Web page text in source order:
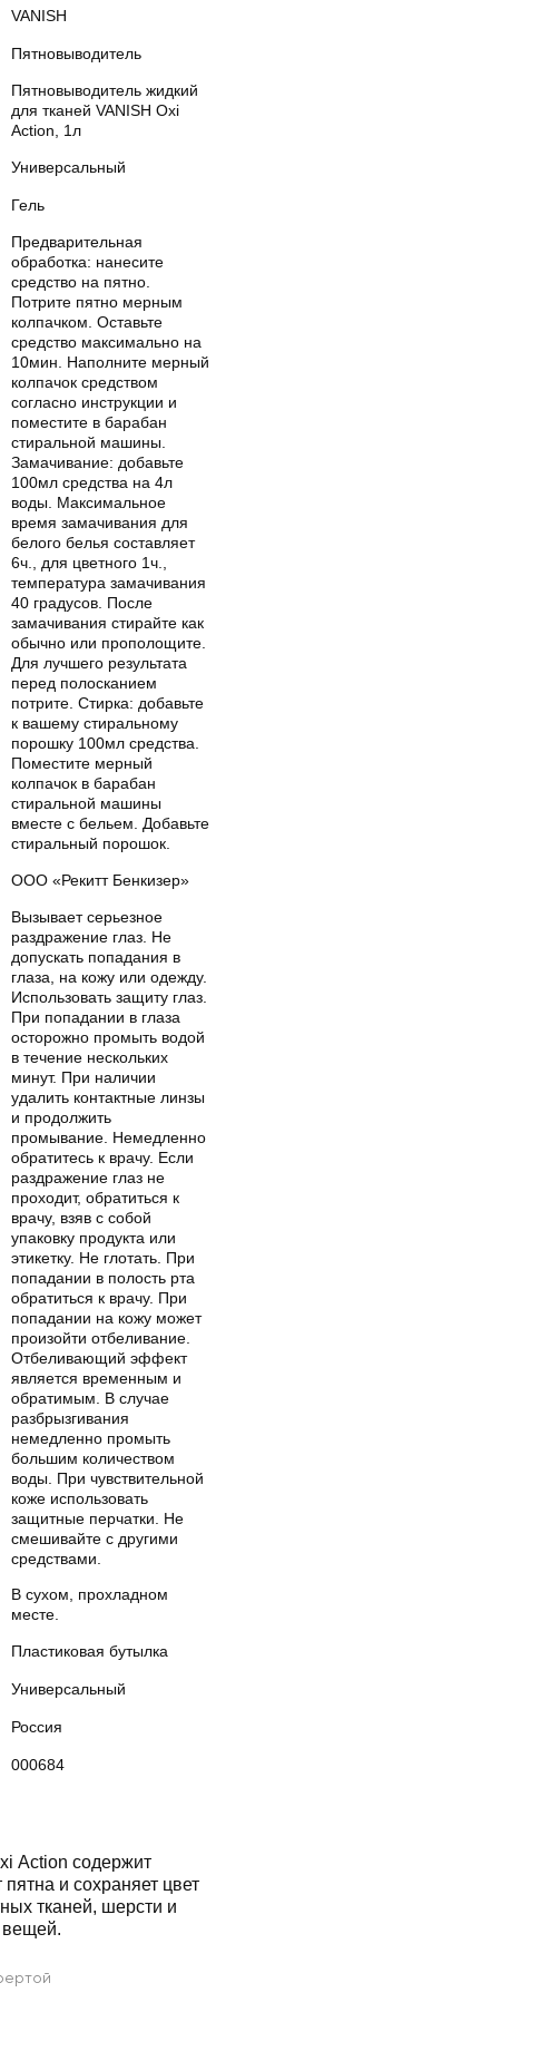
VANISH
Пятновыводитель
Пятновыводитель жидкий
для тканей VANISH Oxi
Action, 1л
Универсальный
Гель
Предварительная
обработка: нанесите
средство на пятно.
Потрите пятно мерным
колпачком. Оставьте
средство максимально на
10мин. Наполните мерный
колпачок средством
согласно инструкции и
поместите в барабан
стиральной машины.
Замачивание: добавьте
100мл средства на 4л
воды. Максимальное
время замачивания для
белого белья составляет
6ч., для цветного 1ч.,
температура замачивания
40 градусов. После
замачивания стирайте как
обычно или прополощите.
Для лучшего результата
перед полосканием
потрите. Стирка: добавьте
к вашему стиральному
порошку 100мл средства.
Поместите мерный
колпачок в барабан
стиральной машины
вместе с бельем. Добавьте
стиральный порошок.
ООО «Рекитт Бенкизер»
Вызывает серьезное
раздражение глаз. Не
допускать попадания в
глаза, на кожу или одежду.
Использовать защиту глаз.
При попадании в глаза
осторожно промыть водой
в течение нескольких
минут. При наличии
удалить контактные линзы
и продолжить
промывание. Немедленно
обратитесь к врачу. Если
раздражение глаз не
проходит, обратиться к
врачу, взяв с собой
упаковку продукта или
этикетку. Не глотать. При
попадании в полость рта
обратиться к врачу. При
попадании на кожу может
произойти отбеливание.
Отбеливающий эффект
является временным и
обратимым. В случае
разбрызгивания
немедленно промыть
большим количеством
воды. При чувствительной
коже использовать
защитные перчатки. Не
смешивайте с другими
средствами.
В сухом, прохладном
месте.
Пластиковая бутылка
Универсальный
Россия
000684
Action содержит
и сохраняет цвет
тканей, шерсти и
вещей.